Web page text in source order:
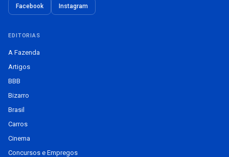
Facebook Instagram
EDITORIAS
A Fazenda
Artigos
BBB
Bizarro
Brasil
Carros
Cinema
Concursos e Empregos